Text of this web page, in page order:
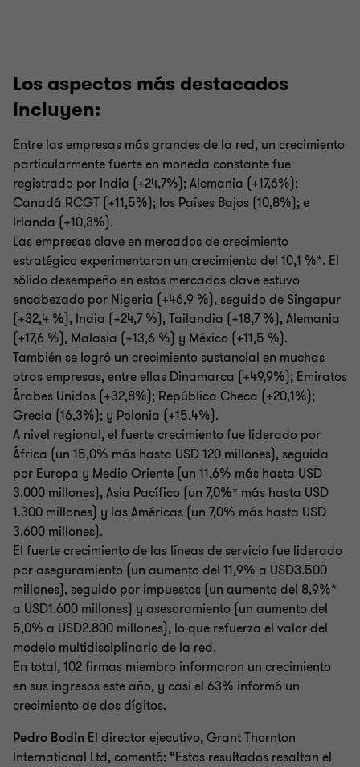
Los aspectos más destacados
incluyen:
Entre las empresas más grandes de la red, un crecimiento
particularmente fuerte en moneda constante fue
registrado por India (+24,7%); Alemania (+17,6%);
Canadá RCGT (+11,5%); los Países Bajos (10,8%); e
Irlanda (+10,3%).
Las empresas clave en mercados de crecimiento
estratégico experimentaron un crecimiento del 10,1 %*. El
sólido desempeño en estos mercados clave estuvo
encabezado por Nigeria (+46,9 %), seguido de Singapur
(+32,4 %), India (+24,7 %), Tailandia (+18,7 %), Alemania
(+17,6 %), Malasia (+13,6 %) y México (+11,5 %).
También se logró un crecimiento sustancial en muchas
otras empresas, entre ellas Dinamarca (+49,9%); Emiratos
Árabes Unidos (+32,8%); República Checa (+20,1%);
Grecia (16,3%); y Polonia (+15,4%).
A nivel regional, el fuerte crecimiento fue liderado por
África (un 15,0% más hasta USD 120 millones), seguida
por Europa y Medio Oriente (un 11,6% más hasta USD
3.000 millones), Asia Pacífico (un 7,0%* más hasta USD
1.300 millones) y las Américas (un 7,0% más hasta USD
3.600 millones).
El fuerte crecimiento de las líneas de servicio fue liderado
por aseguramiento (un aumento del 11,9% a USD3.500
millones), seguido por impuestos (un aumento del 8,9%*
a USD1.600 millones) y asesoramiento (un aumento del
5,0% a USD2.800 millones), lo que refuerza el valor del
modelo multidisciplinario de la red.
En total, 102 firmas miembro informaron un crecimiento
en sus ingresos este año, y casi el 63% informó un
crecimiento de dos dígitos.
Pedro Bodin El director ejecutivo, Grant Thornton
International Ltd, comentó: “Estos resultados resaltan el